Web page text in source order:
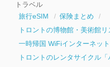
トラベル
旅行eSIM
保険まとめ
トロントの博物館・美術館リ
一時帰国 WiFiインターネット
トロントのレンタサイクル